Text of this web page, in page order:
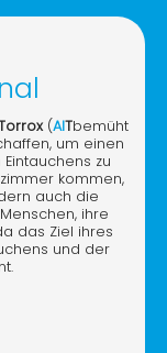
(AITbemüht
um einen
zu
kommen,
auch die
ihre
das Ziel ihres
und der